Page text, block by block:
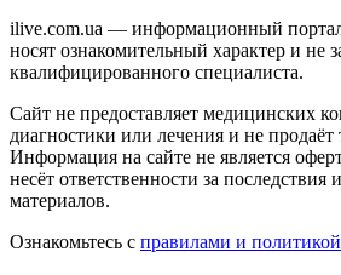
ilive.com.ua — информационный
носят ознакомительный характер и не
квалифицированного специалиста.
Сайт не предоставляет медицинских
диагностики или лечения и не
Информация на сайте не является
несёт ответственности за последствия
материалов.
Ознакомьтесь с правилами и политикой